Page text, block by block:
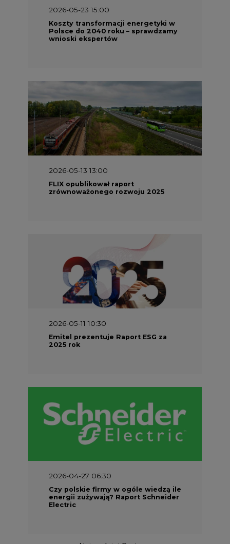
2026-05-23 15:00
Koszty transformacji energetyki w
Polsce do 2040 roku – sprawdzamy
wnioski ekspertów
2026-05-13 13:00
FLIX opublikował raport
zrównoważonego rozwoju 2025
2026-05-11 10:30
Emitel prezentuje Raport ESG za
2025 rok
2026-04-27 06:30
Czy polskie firmy w ogóle wiedzą ile
energii zużywają? Raport Schneider
Electric